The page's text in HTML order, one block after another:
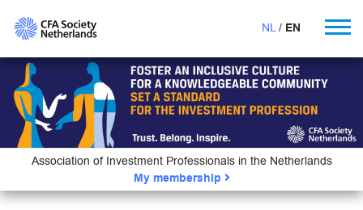
NL EN
Association of Investment Professionals in the Netherlands
My membership